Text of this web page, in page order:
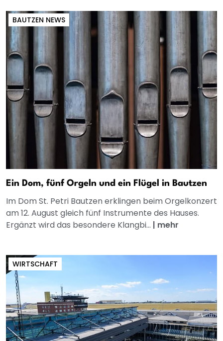
BAUTZEN NEWS
Ein Dom, fünf Orgeln und ein Flügel in Bautzen
Im Dom St. Petri Bautzen erklingen beim Orgelkonzert
am 12. August gleich fünf Instrumente des Hauses.
Ergänzt wird das besondere Klangbi... | mehr
WIRTSCHAFT